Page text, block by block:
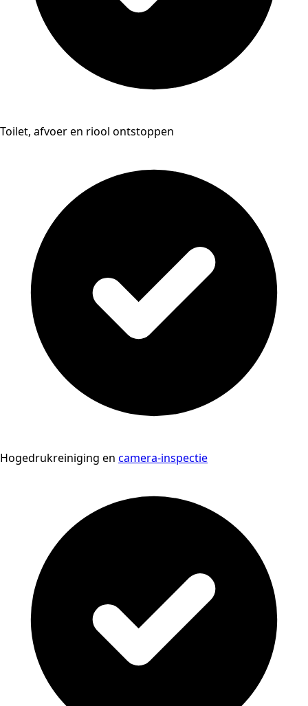
Toilet, afvoer en riool ontstoppen
Hogedrukreiniging en camera-inspectie